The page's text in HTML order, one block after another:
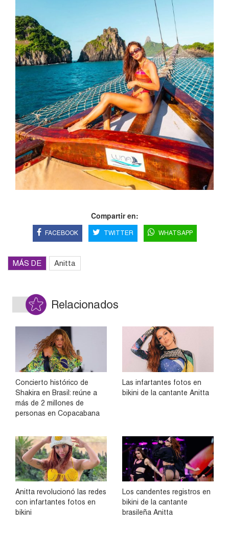
Compartir en:
FACEBOOK TWITTER WHATSAPP
MÁS DE Anitta
Relacionados
Concierto histórico de
Shakira en Brasil: reúne a
más de 2 millones de
personas en Copacabana
Las infartantes fotos en
bikini de la cantante Anitta
Anitta revolucionó las redes
con infartantes fotos en
bikini
Los candentes registros en
bikini de la cantante
brasileña Anitta